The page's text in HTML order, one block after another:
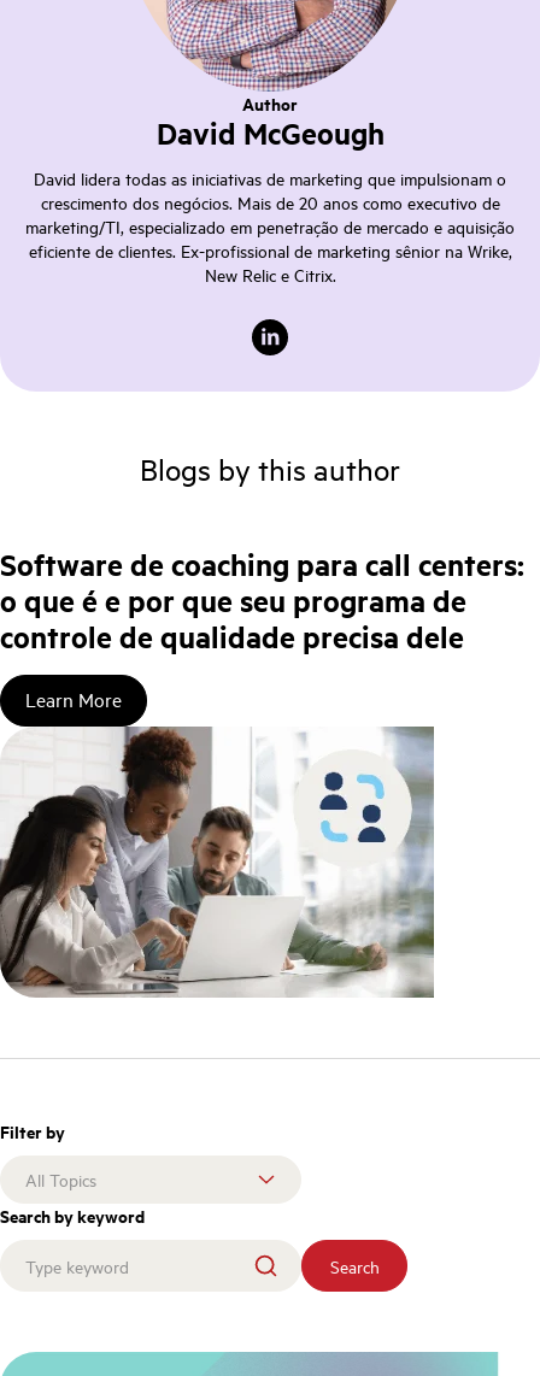
Author
David McGeough
David lidera todas as iniciativas de marketing que impulsionam o
crescimento dos negócios. Mais de 20 anos como executivo de
marketing/TI, especializado em penetração de mercado e aquisição
eficiente de clientes. Ex-profissional de marketing sênior na Wrike,
New Relic e Citrix.
Blogs by this author
Software de coaching para call centers:
o que é e por que seu programa de
controle de qualidade precisa dele
Learn More
Filter by
Search by keyword
Search